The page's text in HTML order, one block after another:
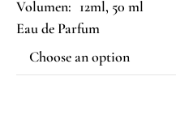
12ml, 50 ml
Eau de Parfum